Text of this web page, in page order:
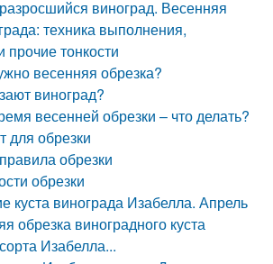
виноград. Весенняя
техника выполнения,
тонкости
весенняя обрезка?
виноград?
весенней обрезки – что делать?
для обрезки
обрезки
обрезки
куста винограда Изабелла. Апрель
обрезка виноградного куста
Изабелла...